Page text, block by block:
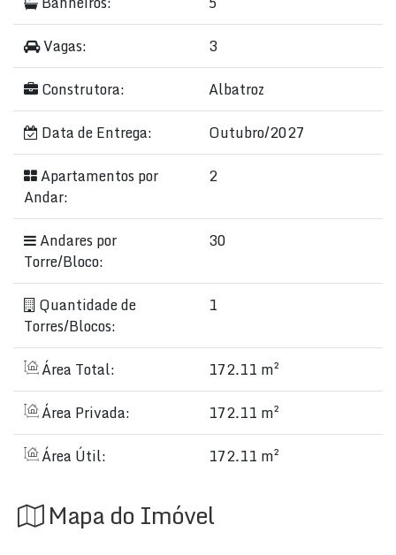
Vagas:
3
Construtora:
Albatroz
Data de Entrega:
Outubro/2027
Apartamentos por
Andar:
2
Andares por
Torre/Bloco:
30
Quantidade de
Torres/Blocos:
1
Área Total:
172.11 m²
Área Privada:
172.11 m²
Área Útil:
172.11 m²
Mapa do Imóvel